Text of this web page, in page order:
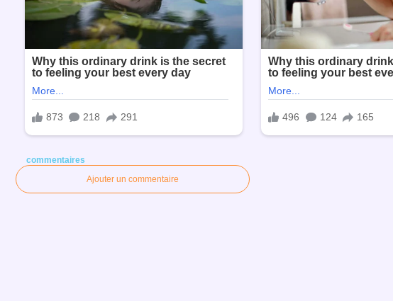
commentaires
Ajouter un commentaire